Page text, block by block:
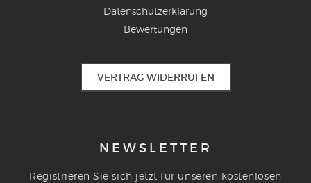
Datenschutzerklärung
Bewertungen
VERTRAG WIDERRUFEN
NEWSLETTER
Registrieren Sie sich jetzt für unseren kostenlosen